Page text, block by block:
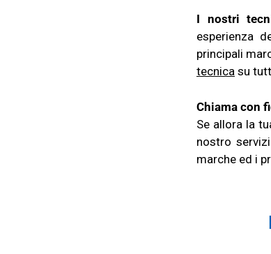
I nostri
esperienza
principali
tecnica su
Chiama con
Se allora la
nostro
marche ed i